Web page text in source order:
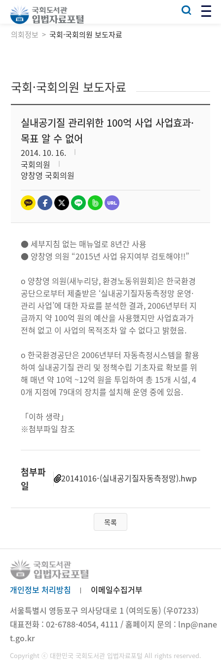
의회정보 국회·국회의원 보도자료
국회·국회의원 보도자료
실내공기질 관리위한 100억 사업 사업효과·
목표 알 수 없어
2014. 10. 16.
국회의원
양창영 국회의원
● 세부지침 없는 매뉴얼로 8년간 사용
● 양창영 의원 “2015년 사업 유지여부 검토해야!!”
o 양창영 의원(새누리당, 환경노동위원회)은 한국환경
공단으로부터 제출받은 ‘실내공기질자동측정망 운영·
관리 사업’에 대한 자료를 분석한 결과, 2006년부터 지
금까지 약 100억 원의 예산을 사용했지만 사업효과가
전혀 없고 이 사업의 목적조차 알 수 없다고 밝혔음.
o 한국환경공단은 2006년부터 자동측정시스템을 활용
하여 실내공기질 관리 및 정책수립 기초자료 확보를 위
해 매년 약 10억 ~12억 원을 투입하여 총 15개 시설, 4
0개 지점에 79대의 장치를 설치해 운영 중에 있음.
「이하 생략」
※첨부파일 참조
첨부파
일
20141016-(실내공기질자동측정망).hwp
목록
개인정보 처리방침
이메일수집거부
서울특별시 영등포구 의사당대로 1 (여의도동) (우07233)
대표전화 : 02-6788-4054, 4111 / 홈페이지 문의 : lnp@nane
t.go.kr
Copyright ⓒ 대한민국 국회도서관 입법자료포털 All rights reserved.